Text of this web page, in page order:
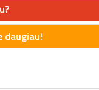
daugiau!